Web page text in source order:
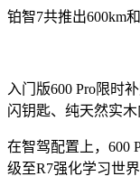
铂智7共推出600km
入门版600 Pro限时
闪钥匙、纯天然实
在智驾配置上，600
级至R7强化学习世